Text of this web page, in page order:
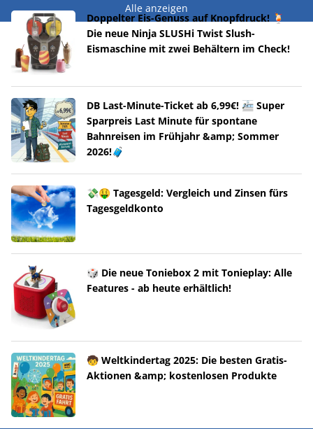
Alle anzeigen
Doppelter Eis-Genuss auf Knopfdruck! 🍹
Die neue Ninja SLUSHi Twist Slush-
Eismaschine mit zwei Behältern im Check!
DB Last-Minute-Ticket ab 6,99€! 🚈 Super
Sparpreis Last Minute für spontane
Bahnreisen im Frühjahr &amp; Sommer
2026!🧳
💸🤑 Tagesgeld: Vergleich und Zinsen fürs
Tagesgeldkonto
🎲 Die neue Toniebox 2 mit Tonieplay: Alle
Features - ab heute erhältlich!
🧒 Weltkindertag 2025: Die besten Gratis-
Aktionen &amp; kostenlosen Produkte